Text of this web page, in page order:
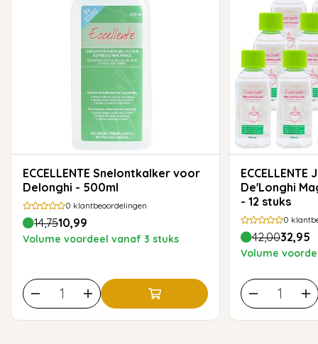
ECCELLENTE Snelontkalker voor
Delonghi - 500ml
0 klantbeoordelingen
14,7510,99
Volume voordeel vanaf 3 stuks
ECCELLENTE Jaarvoorraad
De'Longhi
- 12 stuks
0
42,0032,95
Volume